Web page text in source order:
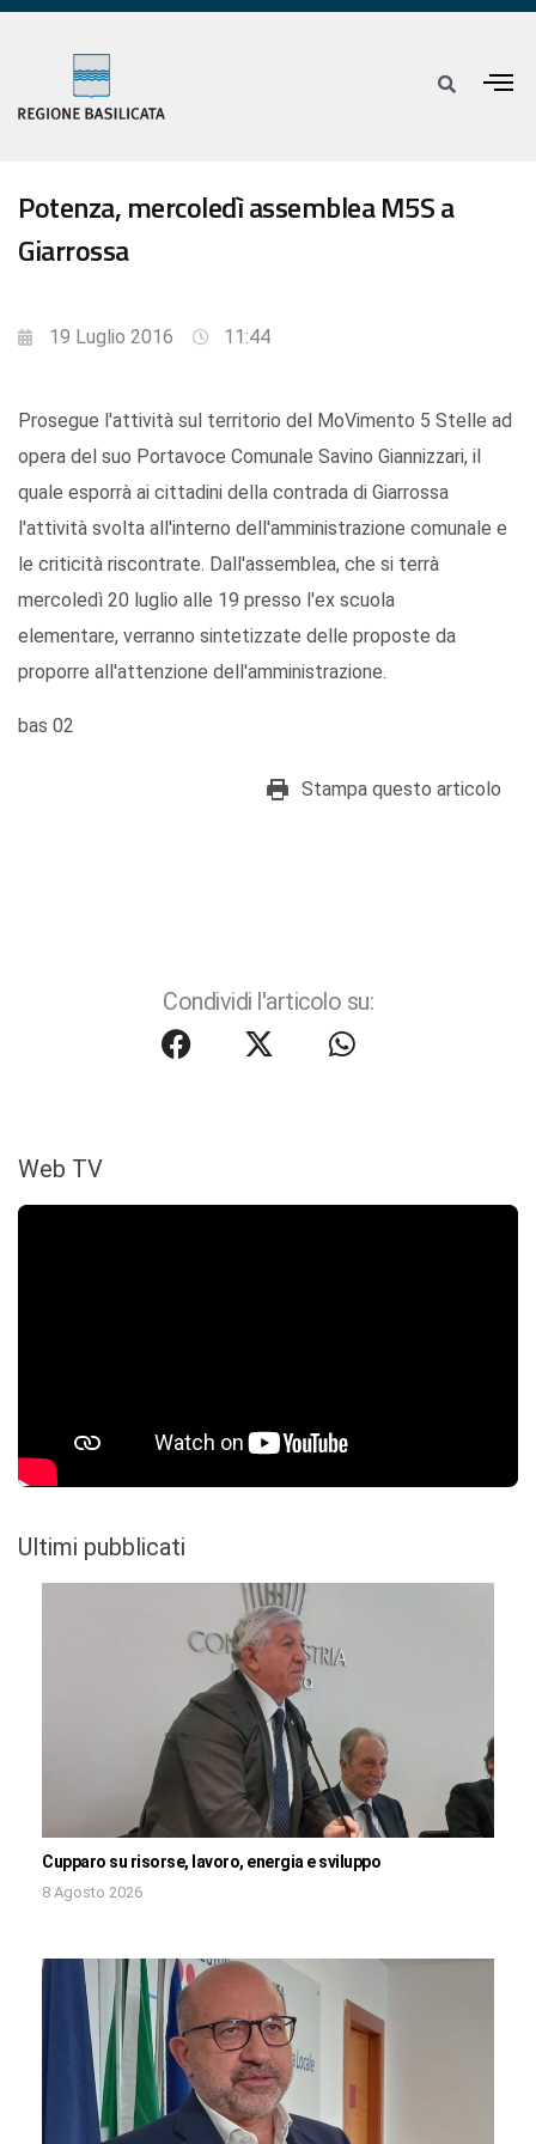
Potenza, mercoledì assemblea M5S a
Giarrossa
19 Luglio 2016 11:44
Prosegue l'attività sul territorio del MoVimento 5 Stelle ad
opera del suo Portavoce Comunale Savino Giannizzari, il
quale esporrà ai cittadini della contrada di Giarrossa
l'attività svolta all'interno dell'amministrazione comunale e
le criticità riscontrate. Dall'assemblea, che si terrà
mercoledì 20 luglio alle 19 presso l'ex scuola
elementare, verranno sintetizzate delle proposte da
proporre all'attenzione dell'amministrazione.
bas 02
Stampa questo articolo
Condividi l'articolo su:
Web TV
Ultimi pubblicati
Cupparo su risorse, lavoro, energia e sviluppo
8 Agosto 2026